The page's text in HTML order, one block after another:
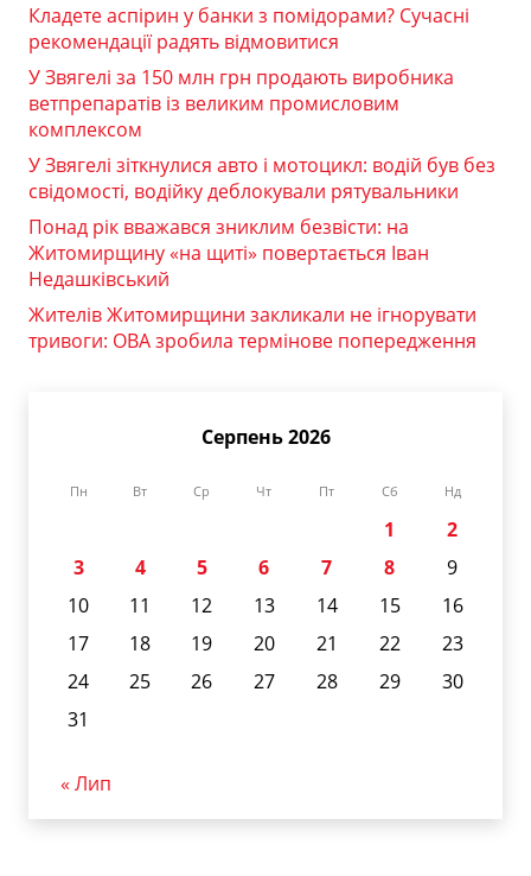
Кладете аспірин у банки з помідорами? Сучасні
рекомендації радять відмовитися
У Звягелі за 150 млн грн продають виробника
ветпрепаратів із великим промисловим
комплексом
У Звягелі зіткнулися авто і мотоцикл: водій був без
свідомості, водійку деблокували рятувальники
Понад рік вважався зниклим безвісти: на
Житомирщину «на щиті» повертається Іван
Недашківський
Жителів Житомирщини закликали не ігнорувати
тривоги: ОВА зробила термінове попередження
Серпень 2026
Пн Вт Ср Чт Пт Сб Нд
1
2
3
4 5 6 7 8
9
10
11 12 13 14 15
16
17
18 19 20 21 22
23
24
25 26 27 28 29
30
31
« Лип